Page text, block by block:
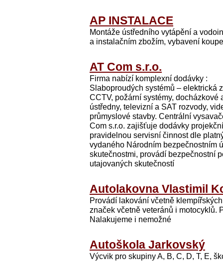
AP INSTALACE
Montáže ústředního vytápění a
a instalačním zbožím, vybavení
AT Com s.r.o.
Firma nabízí komplexní dodávky :
Slaboproudých systémů – elektrická
CCTV, požární systémy,
ústředny, televizní a SAT rozvody,
průmyslové stavby. Centrální
Com s.r.o. zajišťuje dodávky
pravidelnou servisní činnost dle
vydaného Národním bezpečnostním
skutečnostmi, provádí bezpečnostní
utajovaných skutečností
Autolakovna Vlastimil
Provádí lakování včetně
značek včetně veteránů i motocyklů.
Nalakujeme i nemožné
Autoškola Jarkovský
Výcvik pro skupiny A, B, C, D, T, E,